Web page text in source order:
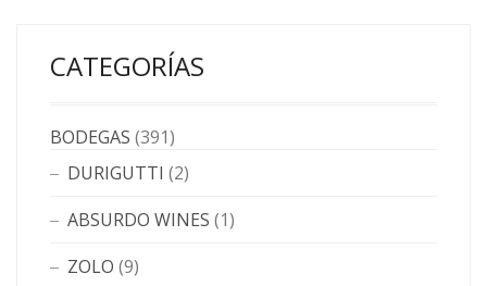
CATEGORÍAS
BODEGAS (391)
DURIGUTTI (2)
ABSURDO WINES (1)
ZOLO (9)